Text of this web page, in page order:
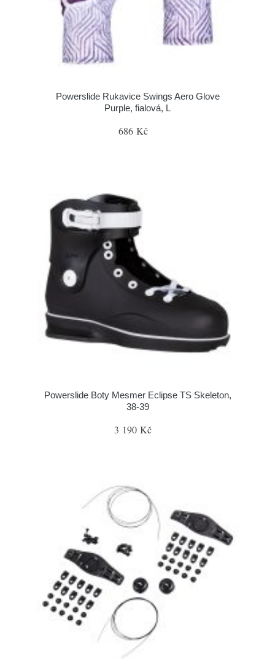
Powerslide Rukavice Swings Aero Glove
Purple, fialová, L
686 Kč
Powerslide Boty Mesmer Eclipse TS Skeleton,
38-39
3 190 Kč